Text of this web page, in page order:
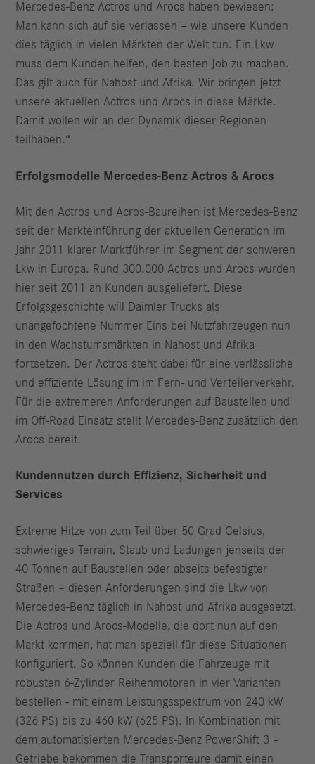
Mercedes-Benz Actros und Arocs haben bewiesen:
Man kann sich auf sie verlassen – wie unsere Kunden
dies täglich in vielen Märkten der Welt tun. Ein Lkw
muss dem Kunden helfen, den besten Job zu machen.
Das gilt auch für Nahost und Afrika. Wir bringen jetzt
unsere aktuellen Actros und Arocs in diese Märkte.
Damit wollen wir an der Dynamik dieser Regionen
teilhaben.“
Erfolgsmodelle Mercedes-Benz Actros & Arocs
Mit den Actros und Acros-Baureihen ist Mercedes-Benz
seit der Markteinführung der aktuellen Generation im
Jahr 2011 klarer Marktführer im Segment der schweren
Lkw in Europa. Rund 300.000 Actros und Arocs wurden
hier seit 2011 an Kunden ausgeliefert. Diese
Erfolgsgeschichte will Daimler Trucks als
unangefochtene Nummer Eins bei Nutzfahrzeugen nun
in den Wachstumsmärkten in Nahost und Afrika
fortsetzen. Der Actros steht dabei für eine verlässliche
und effiziente Lösung im im Fern- und Verteilerverkehr.
Für die extremeren Anforderungen auf Baustellen und
im Off-Road Einsatz stellt Mercedes-Benz zusätzlich den
Arocs bereit.
Kundennutzen durch Effizienz, Sicherheit und
Services
Extreme Hitze von zum Teil über 50 Grad Celsius,
schwieriges Terrain, Staub und Ladungen jenseits der
40 Tonnen auf Baustellen oder abseits befestigter
Straßen – diesen Anforderungen sind die Lkw von
Mercedes-Benz täglich in Nahost und Afrika ausgesetzt.
Die Actros und Arocs-Modelle, die dort nun auf den
Markt kommen, hat man speziell für diese Situationen
konfiguriert. So können Kunden die Fahrzeuge mit
robusten 6-Zylinder Reihenmotoren in vier Varianten
bestellen - mit einem Leistungsspektrum von 240 kW
(326 PS) bis zu 460 kW (625 PS). In Kombination mit
dem automatisierten Mercedes-Benz PowerShift 3 –
Getriebe bekommen die Transporteure damit einen